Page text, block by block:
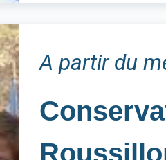
A partir du